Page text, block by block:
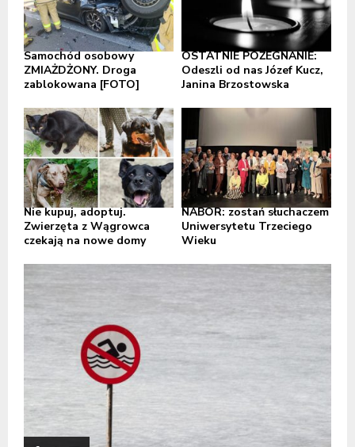
Samochód osobowy
ZMIAŻDŻONY. Droga
zablokowana [FOTO]
OSTATNIE POŻEGNANIE:
Odeszli od nas Józef Kucz,
Janina Brzostowska
Nie kupuj, adoptuj.
Zwierzęta z Wągrowca
czekają na nowe domy
NABÓR: zostań słuchaczem
Uniwersytetu Trzeciego
Wieku